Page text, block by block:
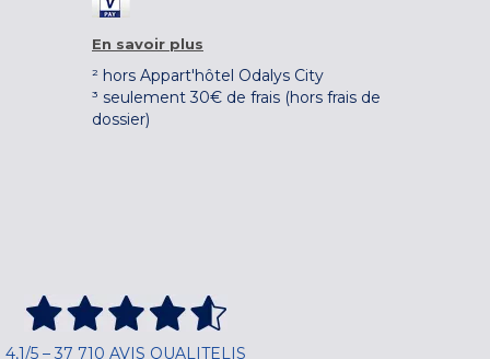
En savoir plus
² hors Appart'hôtel Odalys City
³ seulement 30€ de frais (hors frais de
dossier)
4,1/5 – 37 710 AVIS QUALITELIS